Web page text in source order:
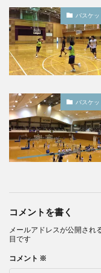
バスケ
バスケ
コメントを書く
メールアドレスが公開され
目です
コメント ※